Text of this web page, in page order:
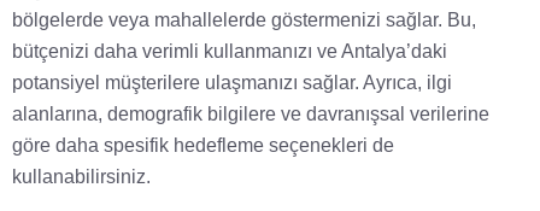
bölgelerde veya mahallelerde göstermenizi sağlar. Bu,
bütçenizi daha verimli kullanmanızı ve Antalya’daki
potansiyel müşterilere ulaşmanızı sağlar. Ayrıca, ilgi
alanlarına, demografik bilgilere ve davranışsal verilerine
göre daha spesifik hedefleme seçenekleri de
kullanabilirsiniz.